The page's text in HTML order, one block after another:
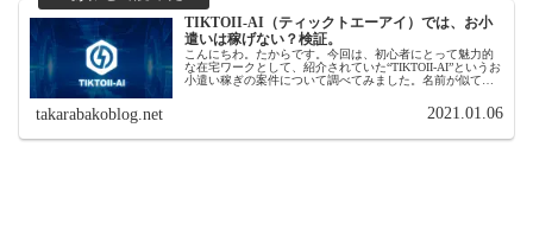
TIKTOII-AI（ティックトエーアイ）では、お小
遣いは稼げない？検証。
こんにちわ。たからです。今回は、初心者にとって魅力的
な在宅ワークとして、紹介されていた“TIKTOII-AI”というお
小遣い稼ぎの案件について調べてみました。名前が似てい
takarabakoblog.net 2021.01.06